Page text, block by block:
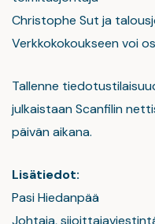
Christophe Sut ja
Verkkokokoukseen voi
Tallenne
julkaistaan Scanfilin
päivän aikana.
Lisätiedot:
Pasi Hiedanpää
Johtaja,